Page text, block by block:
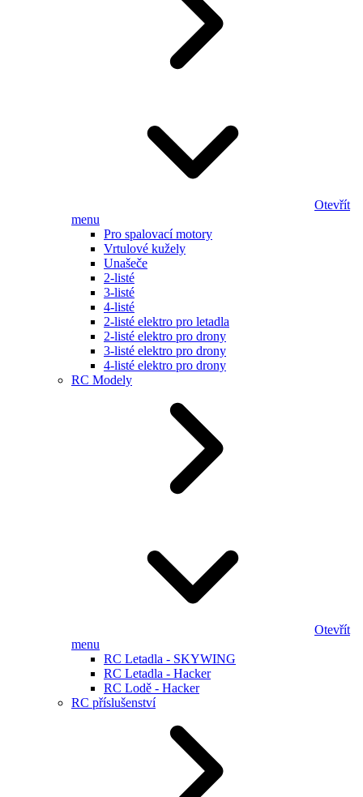
Otevřít
menu
Pro spalovací motory
Vrtulové kužely
Unašeče
2-listé
3-listé
4-listé
2-listé elektro pro letadla
2-listé elektro pro drony
3-listé elektro pro drony
4-listé elektro pro drony
RC Modely
Otevřít
menu
RC Letadla - SKYWING
RC Letadla - Hacker
RC Lodě - Hacker
RC příslušenství